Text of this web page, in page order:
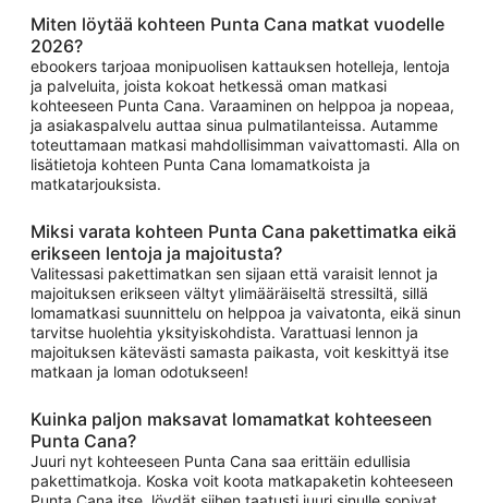
Miten löytää kohteen Punta Cana matkat vuodelle
2026?
ebookers tarjoaa monipuolisen kattauksen hotelleja, lentoja
ja palveluita, joista kokoat hetkessä oman matkasi
kohteeseen Punta Cana. Varaaminen on helppoa ja nopeaa,
ja asiakaspalvelu auttaa sinua pulmatilanteissa. Autamme
toteuttamaan matkasi mahdollisimman vaivattomasti. Alla on
lisätietoja kohteen Punta Cana lomamatkoista ja
matkatarjouksista.
Miksi varata kohteen Punta Cana pakettimatka eikä
erikseen lentoja ja majoitusta?
Valitessasi pakettimatkan sen sijaan että varaisit lennot ja
majoituksen erikseen vältyt ylimääräiseltä stressiltä, sillä
lomamatkasi suunnittelu on helppoa ja vaivatonta, eikä sinun
tarvitse huolehtia yksityiskohdista. Varattuasi lennon ja
majoituksen kätevästi samasta paikasta, voit keskittyä itse
matkaan ja loman odotukseen!
Kuinka paljon maksavat lomamatkat kohteeseen
Punta Cana?
Juuri nyt kohteeseen Punta Cana saa erittäin edullisia
pakettimatkoja. Koska voit koota matkapaketin kohteeseen